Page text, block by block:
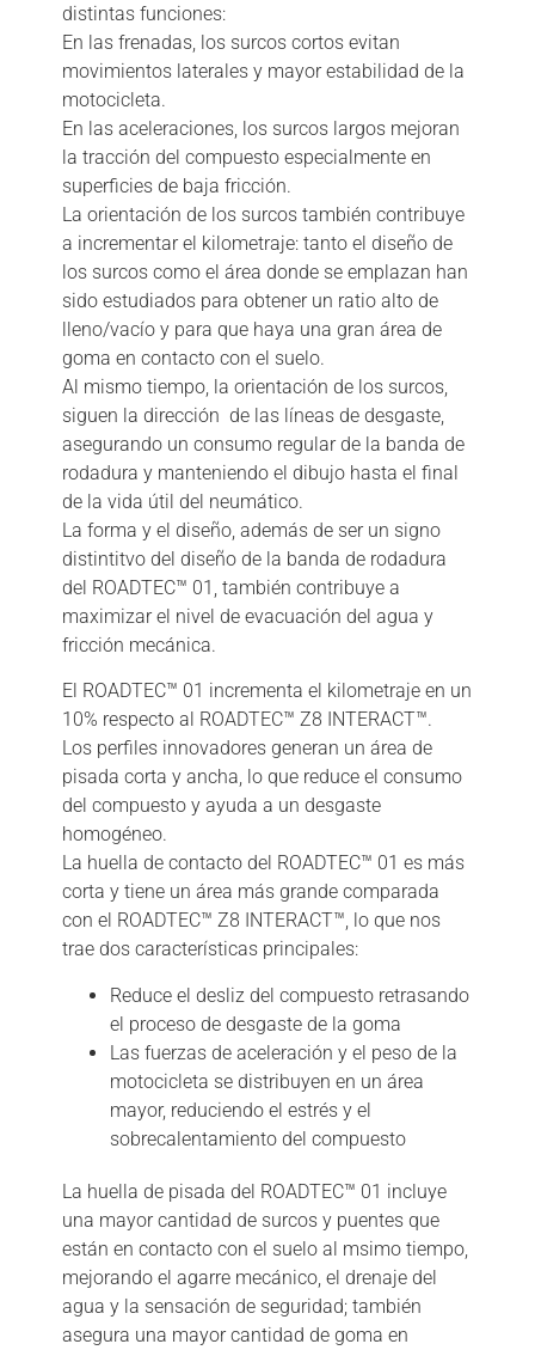
distintas funciones:
En las frenadas, los surcos cortos evitan
movimientos laterales y mayor estabilidad de la
motocicleta.
En las aceleraciones, los surcos largos mejoran
la tracción del compuesto especialmente en
superficies de baja fricción.
La orientación de los surcos también contribuye
a incrementar el kilometraje: tanto el diseño de
los surcos como el área donde se emplazan han
sido estudiados para obtener un ratio alto de
lleno/vacío y para que haya una gran área de
goma en contacto con el suelo.
Al mismo tiempo, la orientación de los surcos,
siguen la dirección de las líneas de desgaste,
asegurando un consumo regular de la banda de
rodadura y manteniendo el dibujo hasta el final
de la vida útil del neumático.
La forma y el diseño, además de ser un signo
distintitvo del diseño de la banda de rodadura
del ROADTEC™ 01, también contribuye a
maximizar el nivel de evacuación del agua y
fricción mecánica.
El ROADTEC™ 01 incrementa el kilometraje en un
10% respecto al ROADTEC™ Z8 INTERACT™.
Los perfiles innovadores generan un área de
pisada corta y ancha, lo que reduce el consumo
del compuesto y ayuda a un desgaste
homogéneo.
La huella de contacto del ROADTEC™ 01 es más
corta y tiene un área más grande comparada
con el ROADTEC™ Z8 INTERACT™, lo que nos
trae dos características principales:
Reduce el desliz del compuesto retrasando
el proceso de desgaste de la goma
Las fuerzas de aceleración y el peso de la
motocicleta se distribuyen en un área
mayor, reduciendo el estrés y el
sobrecalentamiento del compuesto
La huella de pisada del ROADTEC™ 01 incluye
una mayor cantidad de surcos y puentes que
están en contacto con el suelo al msimo tiempo,
mejorando el agarre mecánico, el drenaje del
agua y la sensación de seguridad; también
asegura una mayor cantidad de goma en